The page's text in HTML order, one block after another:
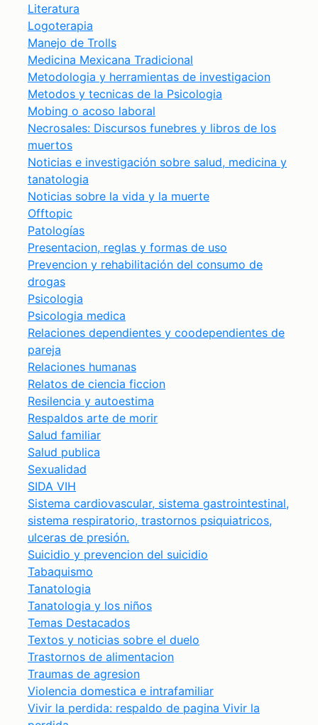
Literatura
Logoterapia
Manejo de Trolls
Medicina Mexicana Tradicional
Metodologia y herramientas de investigacion
Metodos y tecnicas de la Psicologia
Mobing o acoso laboral
Necrosales: Discursos funebres y libros de los
muertos
Noticias e investigación sobre salud, medicina y
tanatologia
Noticias sobre la vida y la muerte
Offtopic
Patologías
Presentacion, reglas y formas de uso
Prevencion y rehabilitación del consumo de
drogas
Psicologia
Psicologia medica
Relaciones dependientes y coodependientes de
pareja
Relaciones humanas
Relatos de ciencia ficcion
Resilencia y autoestima
Respaldos arte de morir
Salud familiar
Salud publica
Sexualidad
SIDA VIH
Sistema cardiovascular, sistema gastrointestinal,
sistema respiratorio, trastornos psiquiatricos,
ulceras de presión.
Suicidio y prevencion del suicidio
Tabaquismo
Tanatologia
Tanatologia y los niños
Temas Destacados
Textos y noticias sobre el duelo
Trastornos de alimentacion
Traumas de agresion
Violencia domestica e intrafamiliar
Vivir la perdida: respaldo de pagina Vivir la